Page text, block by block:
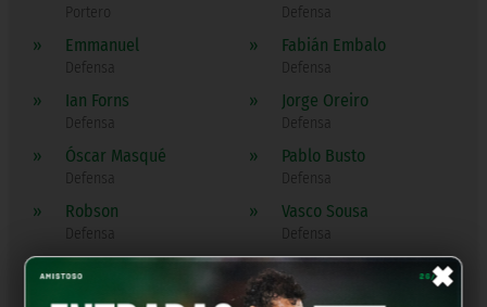
×
Portero Defensa
» Emmanuel
Defensa
» Fabián Embalo
Defensa
» Ian Forns
Defensa
» Jorge Oreiro
Defensa
» Óscar Masqué
Defensa
» Pablo Busto
Defensa
» Robson
Defensa
» Vasco Sousa
Defensa
» » Ismael Barea
Centrocampista